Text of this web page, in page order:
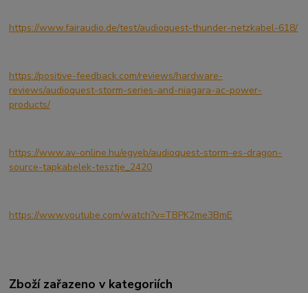
https://www.fairaudio.de/test/audioquest-thunder-netzkabel-618/
https://positive-feedback.com/reviews/hardware-
reviews/audioquest-storm-series-and-niagara-ac-power-
products/
https://www.av-online.hu/egyeb/audioquest-storm-es-dragon-
source-tapkabelek-tesztje_2420
https://www.youtube.com/watch?v=TBPK2me3BmE
Zboží zařazeno v kategoriích